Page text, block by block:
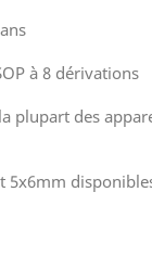
à 8 dérivations
plupart des
5x6mm